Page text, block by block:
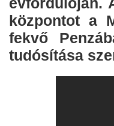
központot a
fekvő
tudósítása